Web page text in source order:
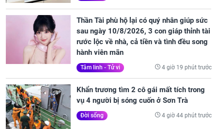
Thần Tài phù hộ lại có quý nhân giúp sức
sau ngày 10/8/2026, 3 con giáp thỉnh tài
rước lộc về nhà, cả tiền và tình đều song
hành viên mãn
Tâm linh - Tử vi 4 giờ 19 phút trước
Khẩn trương tìm 2 cô gái mất tích trong
vụ 4 người bị sóng cuốn ở Sơn Trà
Đời sống 4 giờ 44 phút trước